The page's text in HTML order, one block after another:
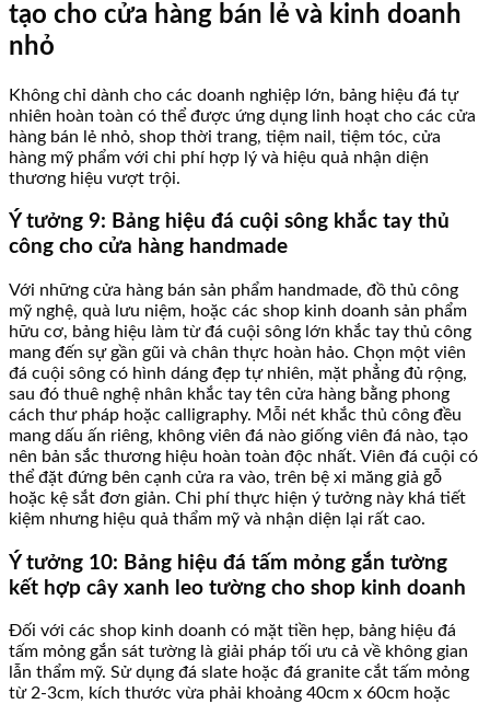
tạo cho cửa hàng bán lẻ và kinh doanh
nhỏ
Không chỉ dành cho các doanh nghiệp lớn, bảng hiệu đá tự
nhiên hoàn toàn có thể được ứng dụng linh hoạt cho các cửa
hàng bán lẻ nhỏ, shop thời trang, tiệm nail, tiệm tóc, cửa
hàng mỹ phẩm với chi phí hợp lý và hiệu quả nhận diện
thương hiệu vượt trội.
Ý tưởng 9: Bảng hiệu đá cuội sông khắc tay thủ
công cho cửa hàng handmade
Với những cửa hàng bán sản phẩm handmade, đồ thủ công
mỹ nghệ, quà lưu niệm, hoặc các shop kinh doanh sản phẩm
hữu cơ, bảng hiệu làm từ đá cuội sông lớn khắc tay thủ công
mang đến sự gần gũi và chân thực hoàn hảo. Chọn một viên
đá cuội sông có hình dáng đẹp tự nhiên, mặt phẳng đủ rộng,
sau đó thuê nghệ nhân khắc tay tên cửa hàng bằng phong
cách thư pháp hoặc calligraphy. Mỗi nét khắc thủ công đều
mang dấu ấn riêng, không viên đá nào giống viên đá nào, tạo
nên bản sắc thương hiệu hoàn toàn độc nhất. Viên đá cuội có
thể đặt đứng bên cạnh cửa ra vào, trên bệ xi măng giả gỗ
hoặc kệ sắt đơn giản. Chi phí thực hiện ý tưởng này khá tiết
kiệm nhưng hiệu quả thẩm mỹ và nhận diện lại rất cao.
Ý tưởng 10: Bảng hiệu đá tấm mỏng gắn tường
kết hợp cây xanh leo tường cho shop kinh doanh
Đối với các shop kinh doanh có mặt tiền hẹp, bảng hiệu đá
tấm mỏng gắn sát tường là giải pháp tối ưu cả về không gian
lẫn thẩm mỹ. Sử dụng đá slate hoặc đá granite cắt tấm mỏng
từ 2-3cm, kích thước vừa phải khoảng 40cm x 60cm hoặc